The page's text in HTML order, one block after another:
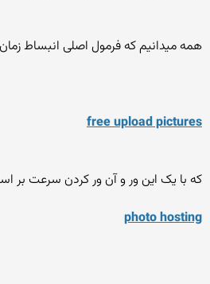
همه میدانیم که فرمول اصلی انبساط
free upload pictures
که با یک این ور و آن ور کردن سرعت بر
photo hosting